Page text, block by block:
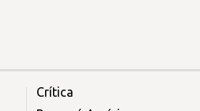
Crítica